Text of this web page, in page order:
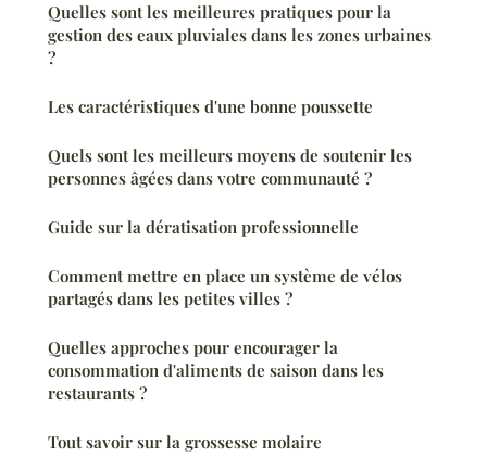
Quelles sont les meilleures pratiques pour la
gestion des eaux pluviales dans les zones urbaines
?
Les caractéristiques d'une bonne poussette
Quels sont les meilleurs moyens de soutenir les
personnes âgées dans votre communauté ?
Guide sur la dératisation professionnelle
Comment mettre en place un système de vélos
partagés dans les petites villes ?
Quelles approches pour encourager la
consommation d'aliments de saison dans les
restaurants ?
Tout savoir sur la grossesse molaire